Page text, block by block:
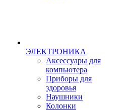
ЭЛЕКТРОНИКА
Аксессуары для
компьютера
Приборы для
здоровья
Наушники
Колонки